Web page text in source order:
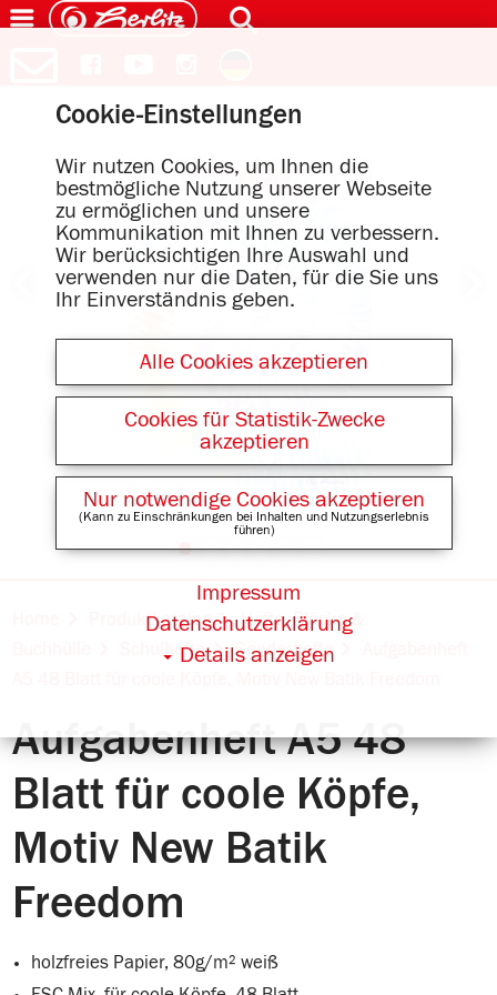
Produktkatalog
Hefte, Blöcke &
Schulhefte Sonderhefte
Aufgabenheft A5 48
Blatt für coole Köpfe,
Motiv New Batik
Freedom
holzfreies Papier, 80g/m² weiß
Cookie-Einstellungen
Wir nutzen Cookies, um Ihnen die
bestmögliche Nutzung unserer Webseite
zu ermöglichen und unsere
Kommunikation mit Ihnen zu verbessern.
Wir berücksichtigen Ihre Auswahl und
verwenden nur die Daten, für die Sie uns
Ihr Einverständnis geben.
Alle Cookies akzeptieren
Cookies für Statistik-Zwecke
akzeptieren
Nur notwendige Cookies akzeptieren
(Kann zu Einschränkungen bei Inhalten und Nutzungserlebnis
führen)
Details anzeigen
Datenschutzerklärung
Impressum